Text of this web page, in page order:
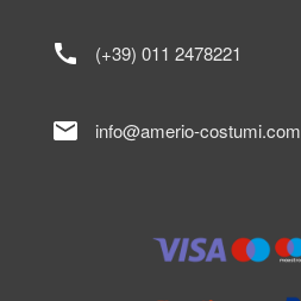
call (+39) 011 2478221
mail info@amerio-costumi.com